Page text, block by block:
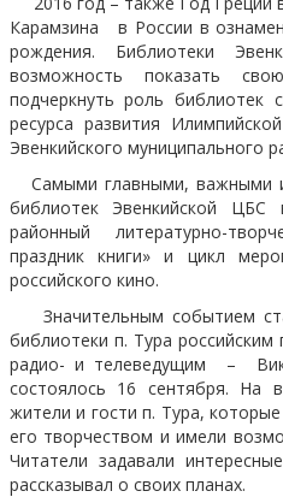
Карамзина в России в
рождения. Библиотеки
возможность показать
подчеркнуть роль библиотек
ресурса развития
Эвенкийского муниципального
Самыми главными, важными
библиотек Эвенкийской
районный литературно-
праздник книги» и цикл
российского кино.
Значительным событием
библиотеки п. Тура
радио- и телеведущим –
состоялось 16 сентября. На
жители и гости п. Тура,
его творчеством и имели
Читатели задавали
рассказывал о своих планах.